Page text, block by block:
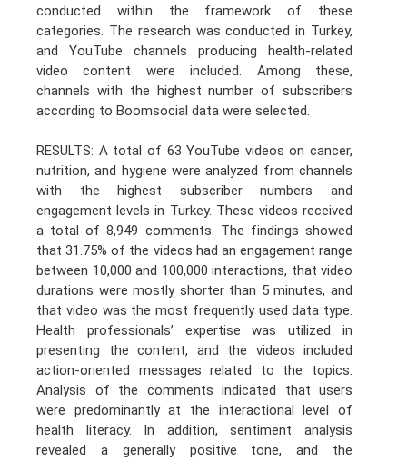
conducted within the framework of these
categories. The research was conducted in Turkey,
and YouTube channels producing health-related
video content were included. Among these,
channels with the highest number of subscribers
according to Boomsocial data were selected.
RESULTS: A total of 63 YouTube videos on cancer,
nutrition, and hygiene were analyzed from channels
with the highest subscriber numbers and
engagement levels in Turkey. These videos received
a total of 8,949 comments. The findings showed
that 31.75% of the videos had an engagement range
between 10,000 and 100,000 interactions, that video
durations were mostly shorter than 5 minutes, and
that video was the most frequently used data type.
Health professionals’ expertise was utilized in
presenting the content, and the videos included
action-oriented messages related to the topics.
Analysis of the comments indicated that users
were predominantly at the interactional level of
health literacy. In addition, sentiment analysis
revealed a generally positive tone, and the